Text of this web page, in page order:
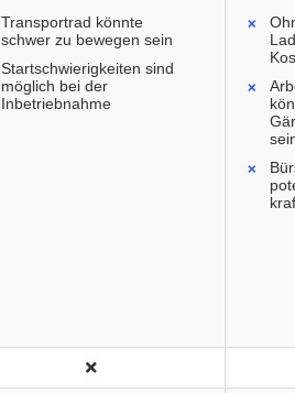
Transportrad könnte
schwer zu bewegen sein
Startschwierigkeiten sind
möglich bei der
Inbetriebnahme